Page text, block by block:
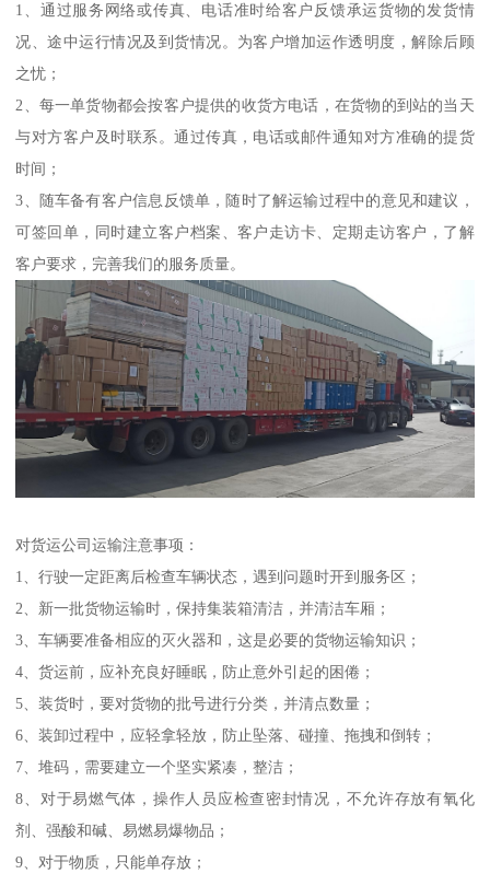
1、通过服务网络或传真、电话准时给客户反馈承运货物的发货情
况、途中运行情况及到货情况。为客户增加运作透明度，解除后顾
之忧；
2、每一单货物都会按客户提供的收货方电话，在货物的到站的当天
与对方客户及时联系。通过传真，电话或邮件通知对方准确的提货
时间；
3、随车备有客户信息反馈单，随时了解运输过程中的意见和建议，
可签回单，同时建立客户档案、客户走访卡、定期走访客户，了解
客户要求，完善我们的服务质量。
对货运公司运输注意事项：
1、行驶一定距离后检查车辆状态，遇到问题时开到服务区；
2、新一批货物运输时，保持集装箱清洁，并清洁车厢；
3、车辆要准备相应的灭火器和，这是必要的货物运输知识；
4、货运前，应补充良好睡眠，防止意外引起的困倦；
5、装货时，要对货物的批号进行分类，并清点数量；
6、装卸过程中，应轻拿轻放，防止坠落、碰撞、拖拽和倒转；
7、堆码，需要建立一个坚实紧凑，整洁；
8、对于易燃气体，操作人员应检查密封情况，不允许存放有氧化
剂、强酸和碱、易燃易爆物品；
9、对于物质，只能单存放；